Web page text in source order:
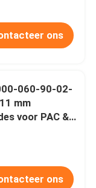
ons
060-90-02-
mm
voor PAC &
ons